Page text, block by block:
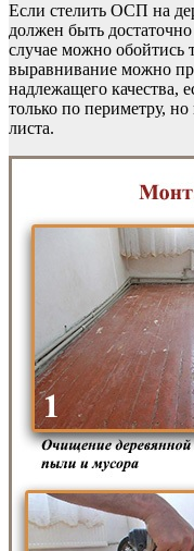
Если стелить ОСП на
должен быть
случае можно обойтись
выравнивание можно
надлежащего качества,
только по периметру,
листа.